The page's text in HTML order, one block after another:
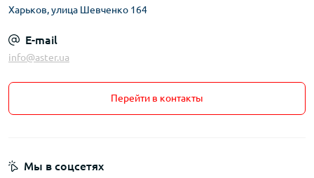
Харьков, улица Шевченко 164
E-mail
info@aster.ua
Перейти в контакты
Мы в соцсетях